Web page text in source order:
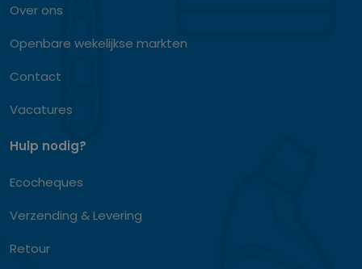
Over ons
Openbare wekelijkse markten
Contact
Vacatures
Hulp nodig?
Ecocheques
Verzending & Levering
Retour